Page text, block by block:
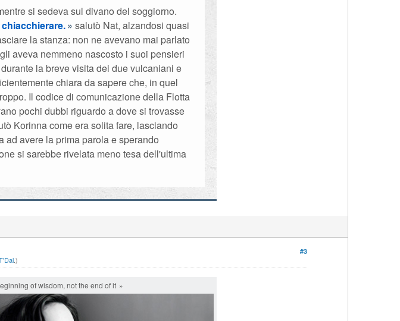
si sedeva sul divano del soggiorno.
salutò Nat, alzandosi quasi
la stanza: non ne avevano mai parlato
aveva nemmeno nascosto i suoi pensieri
la breve visita dei due vulcaniani e
chiara da sapere che, in quel
Il codice di comunicazione della Flotta
pochi dubbi riguardo a dove si trovasse
Korinna come era solita fare, lasciando
ad avere la prima parola e sperando
si sarebbe rivelata meno tesa dell'ultima
#3
.)
of wisdom, not the end of it